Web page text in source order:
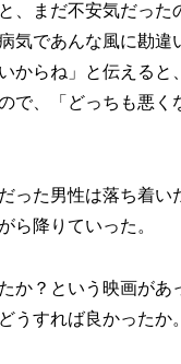
、まだ不安気だった
気であんな風に勘違
からね」と伝えると
で、「どっちも悪く
った男性は落ち着い
ら降りていった。
か？という映画があ
うすれば良かったか